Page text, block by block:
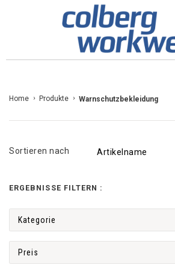
Home Produkte Warnschutzbekleidung
Sortieren nach
ERGEBNISSE FILTERN :
Kategorie
Preis